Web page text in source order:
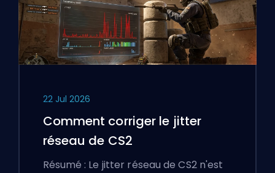
22 Jul 2026
Comment corriger le jitter
réseau de CS2
Résumé : Le jitter réseau de CS2 n'est